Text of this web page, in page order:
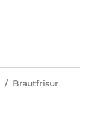
Brautfrisur